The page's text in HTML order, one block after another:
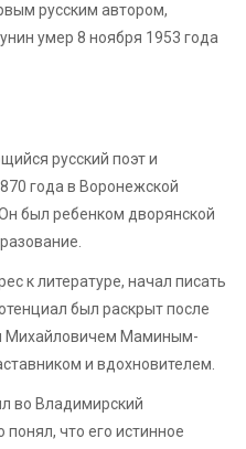
русским автором,
умер 8 ноября 1953 года
русский поэт и
года в Воронежской
был ребенком дворянской
к литературе, начал писать
был раскрыт после
Михайловичем Маминым-
и вдохновителем.
во Владимирский
понял, что его истинное